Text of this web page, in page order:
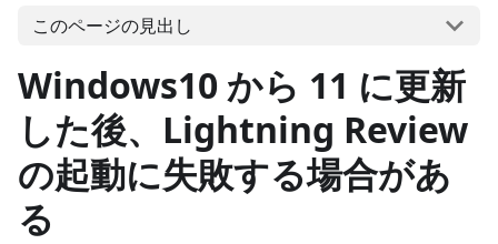
このページの見出し
Windows10 から 11 に更新
した後、Lightning Review
の起動に失敗する場合があ
る